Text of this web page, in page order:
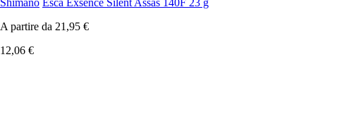
Shimano Esca Exsence Silent Assas 140F 23 g
A partire da 21,95 €
12,06 €